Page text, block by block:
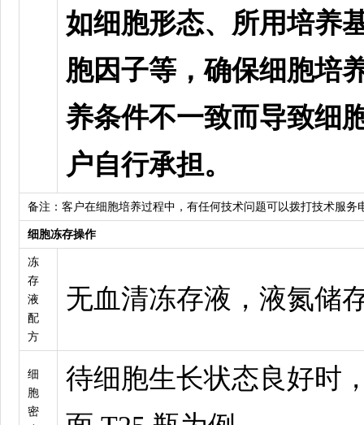
如细胞形态、所用培养
胞因子等，确保细胞培
养条件不一致而导致细
户自行承担。
备注：客户在细胞培养过程中，有任何技术问题可以拨打技术服务
细胞冻存操作
冻
存
液
配
方
无血清冻存液，液氮储
细
胞
密
待细胞生长状态良好时